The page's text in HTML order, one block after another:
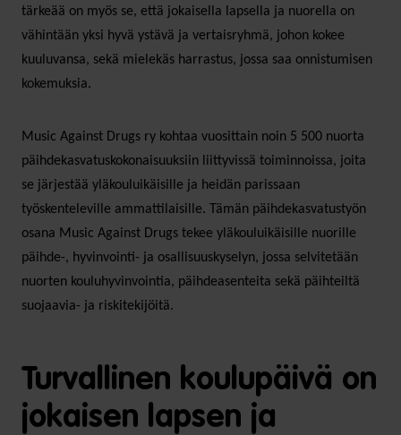
tärkeää on myös se, että jokaisella lapsella ja nuorella on
vähintään yksi hyvä ystävä ja vertaisryhmä, johon kokee
kuuluvansa, sekä mielekäs harrastus, jossa saa onnistumisen
kokemuksia.
Music Against Drugs ry kohtaa vuosittain noin 5 500 nuorta
päihdekasvatuskokonaisuuksiin liittyvissä toiminnoissa, joita
se järjestää yläkouluikäisille ja heidän parissaan
työskenteleville ammattilaisille. Tämän päihdekasvatustyön
osana Music Against Drugs tekee yläkouluikäisille nuorille
päihde-, hyvinvointi- ja osallisuuskyselyn, jossa selvitetään
nuorten kouluhyvinvointia, päihdeasenteita sekä päihteiltä
suojaavia- ja riskitekijöitä.
Turvallinen koulupäivä on
jokaisen lapsen ja